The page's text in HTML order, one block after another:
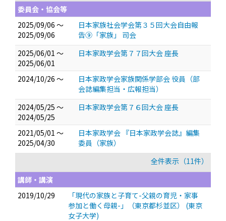
委員会・協会等
2025/09/06 ～
2025/09/06
日本家族社会学会第３５回大会自由報
告⑨「家族」 司会
2025/06/01 ～
2025/06/01
日本家政学会第７７回大会 座長
2024/10/26 ～
日本家政学会家族関係学部会 役員（部
会誌編集担当・広報担当）
2024/05/25 ～
2024/05/25
日本家政学会第７６回大会 座長
2021/05/01 ～
2025/04/30
日本家政学会 『日本家政学会誌』編集
委員（家族）
全件表示（11件）
講師・講演
2019/10/29
「現代の家族と子育て-父親の育児・家事
参加と働く母親-」（東京都杉並区） (東京
女子大学)